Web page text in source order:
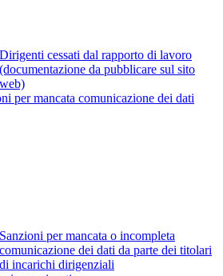
Dirigenti cessati dal rapporto di lavoro
(documentazione da pubblicare sul sito
web)
per mancata comunicazione dei dati
Sanzioni per mancata o incompleta
comunicazione dei dati da parte dei titolari
di incarichi dirigenziali